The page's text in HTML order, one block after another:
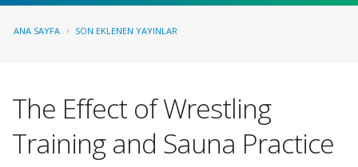
ANA SAYFA SON EKLENEN YAYINLAR
The Effect of Wrestling
Training and Sauna Practice